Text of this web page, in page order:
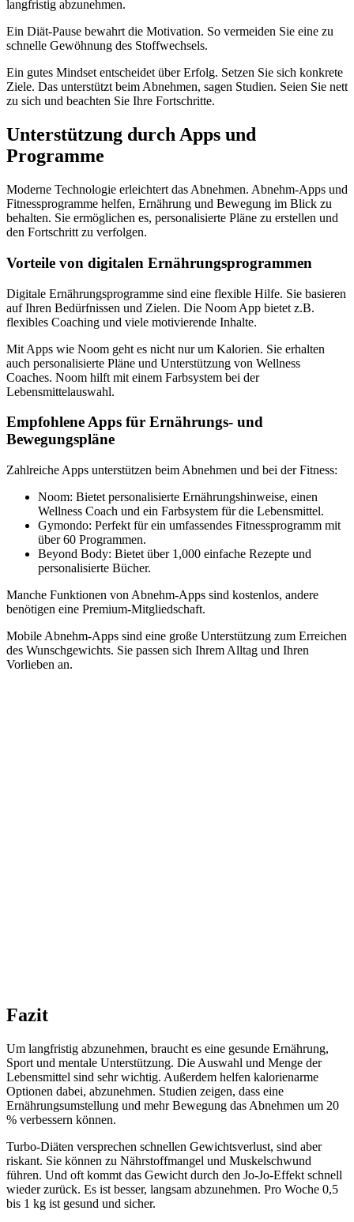
langfristig abzunehmen.
Ein Diät-Pause bewahrt die Motivation. So vermeiden Sie eine zu
schnelle Gewöhnung des Stoffwechsels.
Ein gutes Mindset entscheidet über Erfolg. Setzen Sie sich konkrete
Ziele. Das unterstützt beim Abnehmen, sagen Studien. Seien Sie nett
zu sich und beachten Sie Ihre Fortschritte.
Unterstützung durch Apps und
Programme
Moderne Technologie erleichtert das Abnehmen. Abnehm-Apps und
Fitnessprogramme helfen, Ernährung und Bewegung im Blick zu
behalten. Sie ermöglichen es, personalisierte Pläne zu erstellen und
den Fortschritt zu verfolgen.
Vorteile von digitalen Ernährungsprogrammen
Digitale Ernährungsprogramme sind eine flexible Hilfe. Sie basieren
auf Ihren Bedürfnissen und Zielen. Die Noom App bietet z.B.
flexibles Coaching und viele motivierende Inhalte.
Mit Apps wie Noom geht es nicht nur um Kalorien. Sie erhalten
auch personalisierte Pläne und Unterstützung von Wellness
Coaches. Noom hilft mit einem Farbsystem bei der
Lebensmittelauswahl.
Empfohlene Apps für Ernährungs- und
Bewegungspläne
Zahlreiche Apps unterstützen beim Abnehmen und bei der Fitness:
Noom: Bietet personalisierte Ernährungshinweise, einen
Wellness Coach und ein Farbsystem für die Lebensmittel.
Gymondo: Perfekt für ein umfassendes Fitnessprogramm mit
über 60 Programmen.
Beyond Body: Bietet über 1,000 einfache Rezepte und
personalisierte Bücher.
Manche Funktionen von Abnehm-Apps sind kostenlos, andere
benötigen eine Premium-Mitgliedschaft.
Mobile Abnehm-Apps sind eine große Unterstützung zum Erreichen
des Wunschgewichts. Sie passen sich Ihrem Alltag und Ihren
Vorlieben an.
Fazit
Um langfristig abzunehmen, braucht es eine gesunde Ernährung,
Sport und mentale Unterstützung. Die Auswahl und Menge der
Lebensmittel sind sehr wichtig. Außerdem helfen kalorienarme
Optionen dabei, abzunehmen. Studien zeigen, dass eine
Ernährungsumstellung und mehr Bewegung das Abnehmen um 20
% verbessern können.
Turbo-Diäten versprechen schnellen Gewichtsverlust, sind aber
riskant. Sie können zu Nährstoffmangel und Muskelschwund
führen. Und oft kommt das Gewicht durch den Jo-Jo-Effekt schnell
wieder zurück. Es ist besser, langsam abzunehmen. Pro Woche 0,5
bis 1 kg ist gesund und sicher.